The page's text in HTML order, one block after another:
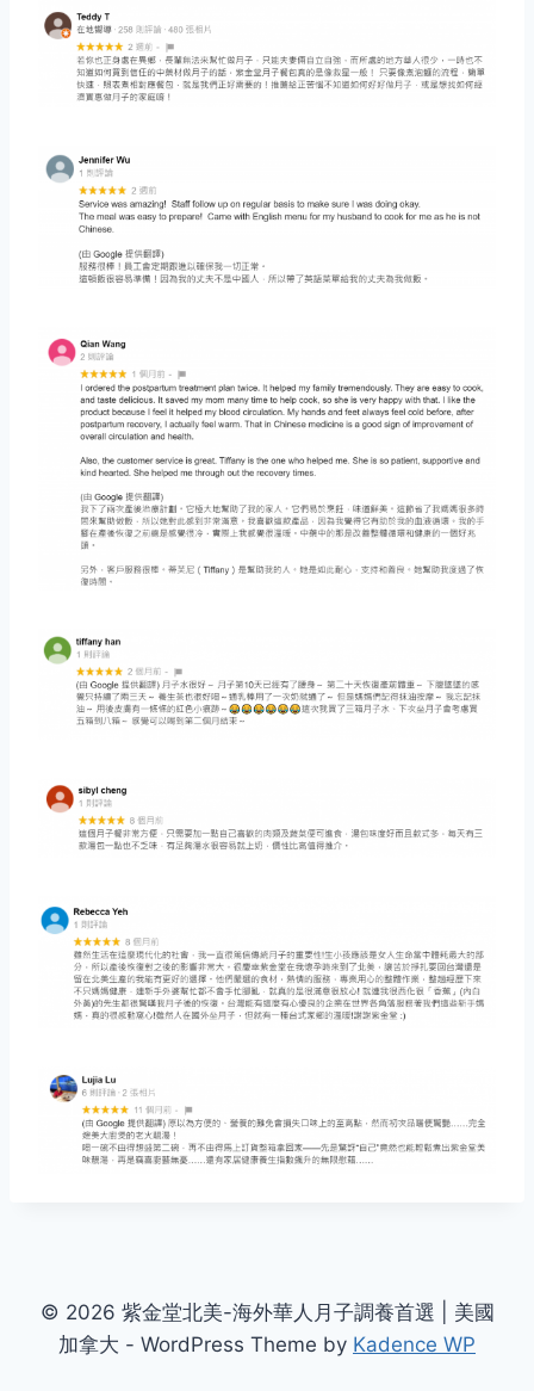
© 2026 紫金堂北美-海外華人月子調養首選 | 美國
加拿大 - WordPress Theme by Kadence WP